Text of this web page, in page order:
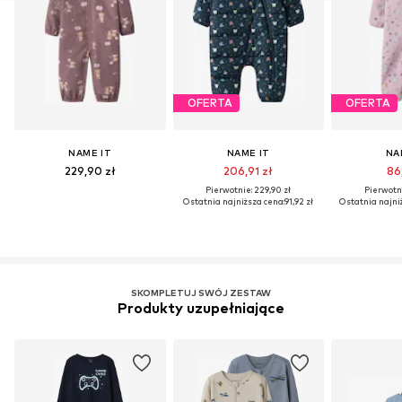
NAME IT
229,90 zł
OFERTA
NAME IT
206,91 zł
Pierwotnie: 229,90 zł
Ostatnia najniższa cena:91,92 zł
OFERTA
Ostatnia
SKOMPLETUJ SWÓJ ZESTAW
Produkty uzupełniające